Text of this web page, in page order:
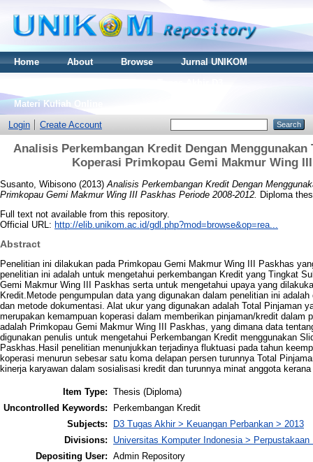
Home About Browse
Jurnal UNIKOM
Materi Kuliah Online
Login
Create Account
Analisis Perkembangan Kredit Dengan
Koperasi Primkopau Gemi Makmur Wing
Susanto, Wibisono (2013) Analisis Perkembangan Kredit Dengan
Primkopau Gemi Makmur Wing III Paskhas Periode 2008-2012.
Diploma
Full text not available from this repository.
Official URL: http://elib.unikom.ac.id/gdl.php?mod=browse&op=rea...
Abstract
Penelitian ini dilakukan pada Primkopau Gemi Makmur Wing III Paskhas
penelitian ini adalah untuk mengetahui perkembangan Kredit yang Tingkat
Gemi Makmur Wing III Paskhas serta untuk mengetahui upaya yang
Kredit.Metode pengumpulan data yang digunakan dalam penelitian ini
dan metode dokumentasi. Alat ukur yang digunakan adalah Total Pinjaman
merupakan kemampuan koperasi dalam memberikan pinjaman/kredit dalam
adalah Primkopau Gemi Makmur Wing III Paskhas, yang dimana data
digunakan penulis untuk mengetahui Perkembangan Kredit menggunakan
Paskhas.Hasil penelitian menunjukkan terjadinya fluktuasi pada tahun
koperasi menurun sebesar satu koma delapan persen turunnya Total
kinerja karyawan dalam sosialisasi kredit dan turunnya minat anggota
Item Type: Thesis (Diploma)
Uncontrolled Keywords:
Perkembangan Kredit
Subjects:
D3 Tugas Akhir > Keuangan Perbankan > 2013
Divisions:
Universitas Komputer Indonesia > Perpustakaan
Depositing User: Admin Repository